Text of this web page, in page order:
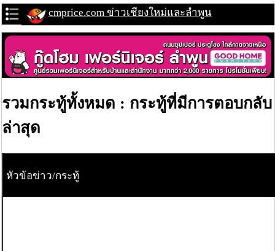
cmprice.com ข่าวเชียงใหม่และลำพูน
รวมกระทู้ทั้งหมด : กระทู้ที่มีการตอบกลับ
ล่าสุด
หัวข้อข่าว/กระทู้